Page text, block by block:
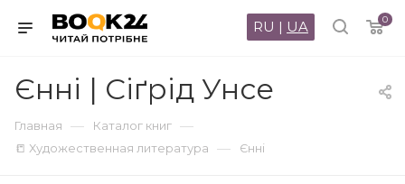
0
RU | UA
Єнні | Сіґрід Унсе
Главная — Каталог книг —
📒 Художественная литература — Єнні